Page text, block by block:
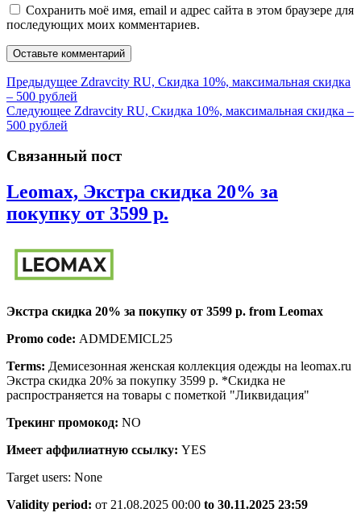
Сохранить моё имя, email и адрес сайта в этом браузере для
последующих моих комментариев.
Навигация
по
записям
Предыдущее Предыдущая
Zdravcity RU, Скидка 10%, максимальная скидка
– 500 рублей
Следующее Следующая
Zdravcity RU, Скидка 10%, максимальная скидка –
500 рублей
Связанный пост
Leomax, Экстра скидка 20% за
покупку от 3599 р.
покупку
от
3599
р.
Экстра скидка 20% за покупку от 3599 р. from Leomax
Promo code: ADMDEMICL25
Terms: Демисезонная женская коллекция одежды на leomax.ru
Экстра скидка 20% за покупку 3599 р. *Скидка не
распространяется на товары с пометкой "Ликвидация"
Трекинг промокод: NO
Имеет аффилиатную ссылку: YES
Target users: None
Validity period: от 21.08.2025 00:00 to 30.11.2025 23:59